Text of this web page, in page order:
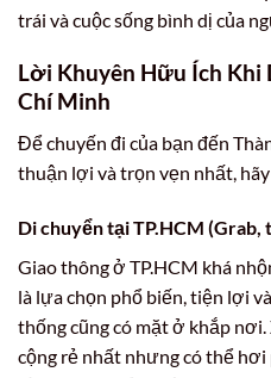
trái và cuộc sống bình dị của
Lời Khuyên Hữu Ích Khi
Chí Minh
Để chuyến đi của bạn đến
thuận lợi và trọn vẹn nhất,
Di chuyển tại TP.HCM (Grab,
Giao thông ở TP.HCM khá
là lựa chọn phổ biến, tiện lợi
thống cũng có mặt ở khắp
cộng rẻ nhất nhưng có thể